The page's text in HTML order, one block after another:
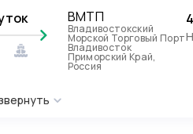
ВМТП
Владивостокский
Морской Торговый Порт
Владивосток
Приморский Край,
Россия